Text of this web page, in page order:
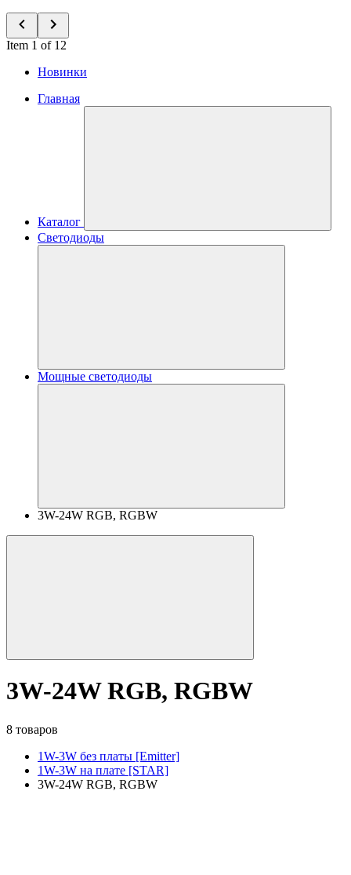
Item 1 of 12
Новинки
Главная
Каталог
Светодиоды
Мощные светодиоды
3W-24W RGB, RGBW
3W-24W RGB, RGBW
8 товаров
1W-3W без платы [Emitter]
1W-3W на плате [STAR]
3W-24W RGB, RGBW